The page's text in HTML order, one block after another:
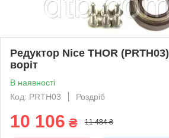
Редуктор Nice THOR
воріт
В наявності
Код: PRTH03
Роздріб
10 106 ₴ 11 484 ₴